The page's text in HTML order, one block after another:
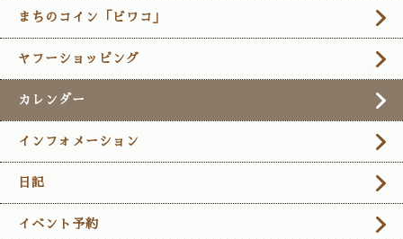
まちのコイン「ビワコ」
ヤフーショッピング
カレンダー
インフォメーション
日記
イベント予約